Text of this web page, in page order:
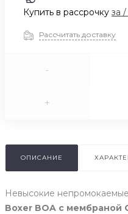
Купить в рассрочку за /
Рассчитать доставку
-
+
ОПИСАНИЕ
Невысокие
Boxer BOA с мембраной